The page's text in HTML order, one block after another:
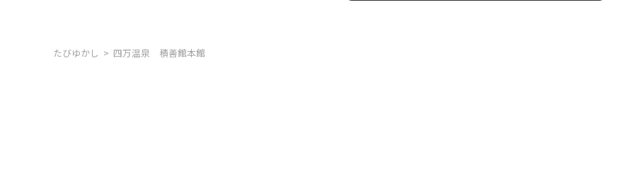
たびゆかし 四万温泉 積善館本館